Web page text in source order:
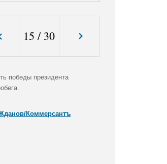
15 / 30
победы президента
Коммерсантъ